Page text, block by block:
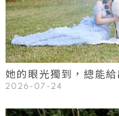
Read
她的眼光獨到，總能
2026-07-24